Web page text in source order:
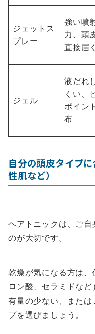
ジェットス
プレー
強い噴
力、頭
直接届く
ジェル
液だれ
くい、
ポイン
布
自分の頭皮タイプ
性肌など）
ヘアトニックは、ご
のが大切です。
乾燥が気になる方は
ロン酸、セラミドな
有量の少ない、また
プを選びましょう。